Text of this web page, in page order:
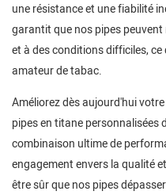
une résistance et une fiabilité
garantit que nos pipes
et à des conditions difficiles,
amateur de tabac.
Améliorez dès aujourd'hui
pipes en titane personnalisées
combinaison ultime de
engagement envers la qualité
être sûr que nos pipes